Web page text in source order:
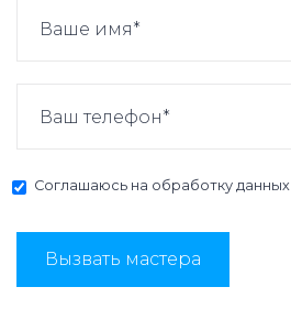
Соглашаюсь на обработку данных
Вызвать мастера